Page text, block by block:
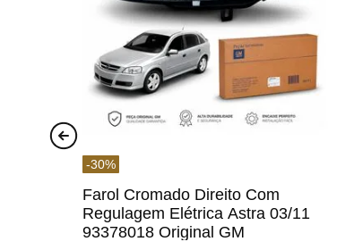
-30%
Farol Cromado Direito Com
Regulagem Elétrica Astra 03/11
93378018 Original GM